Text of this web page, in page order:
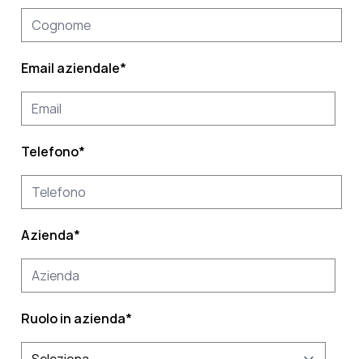
Email aziendale*
Telefono*
Azienda*
Ruolo in azienda*